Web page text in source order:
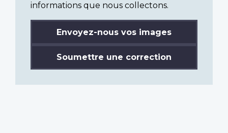
informations que nous collectons.
Envoyez-nous vos images
Soumettre une correction